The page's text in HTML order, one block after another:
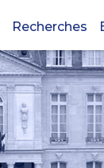
Recherches